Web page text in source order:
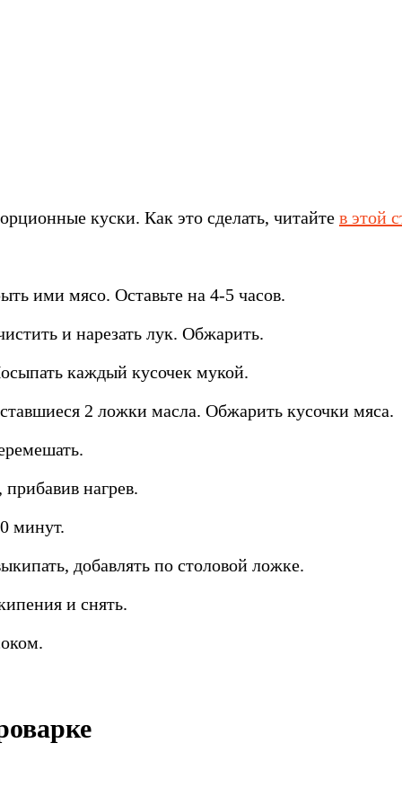
куски. Как это сделать, читайте в этой
ими мясо. Оставьте на 4-5 часов.
и нарезать лук. Обжарить.
каждый кусочек мукой.
2 ложки масла. Обжарить кусочки мяса.
нагрев.
минут.
добавлять по столовой ложке.
и снять.